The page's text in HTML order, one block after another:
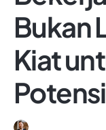
Bukan
Kiat